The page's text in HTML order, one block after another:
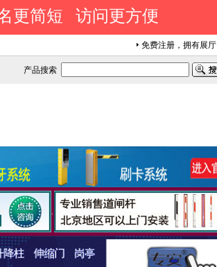
更简短 访问更方便
免费注册，拥有展厅
产品搜索
.